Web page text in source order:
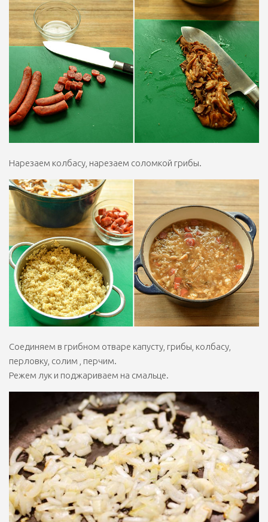
Нарезаем колбасу, нарезаем соломкой грибы.
Соединяем в грибном отваре капусту, грибы, колбасу,
перловку, солим , перчим.
Режем лук и поджариваем на смальце.